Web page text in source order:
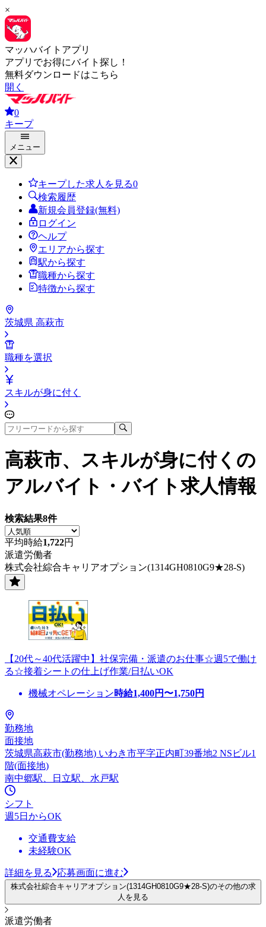
×
マッハバイトアプリ
アプリでお得にバイト探し！
無料ダウンロードはこちら
開く
0
キープ
メニュー
キープした求人を見る0
検索履歴
新規会員登録(無料)
ログイン
ヘルプ
エリアから探す
駅から探す
職種から探す
特徴から探す
茨城県 高萩市
職種を選択
スキルが身に付く
高萩市、スキルが身に付く の
アルバイト・バイト求人情報
検索結果8件
平均時給1,722円
派遣労働者
株式会社綜合キャリアオプション(1314GH0810G9★28-S)
【20代～40代活躍中】社保完備・派遣のお仕事☆週5で働け
る☆接着シートの仕上げ作業/日払いOK
機械オペレーション時給1,400円〜1,750円
勤務地
面接地
茨城県高萩市(勤務地) いわき市平字正内町39番地2 NSビル1
階(面接地)
南中郷駅、日立駅、水戸駅
シフト
週5日からOK
交通費支給
未経験OK
詳細を見る 応募画面に進む
株式会社綜合キャリアオプション(1314GH0810G9★28-S)のその他の求
人を見る
派遣労働者